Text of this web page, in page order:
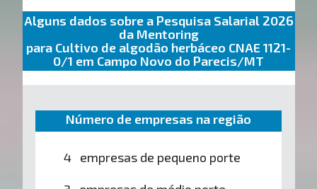
Alguns dados sobre a Pesquisa Salarial 2026
da Mentoring
para Cultivo de algodão herbáceo CNAE 1121-
0/1 em Campo Novo do Parecis/MT
Número de empresas na região
4 empresas de pequeno porte